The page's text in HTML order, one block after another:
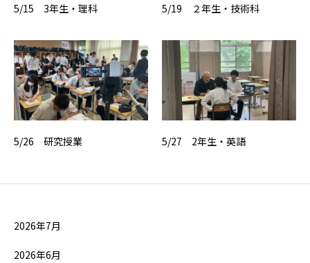
5/15 3年生・理科 5/19 ２年生・技術科
5/26 研究授業 5/27 2年生・英語
2026年7月
2026年6月